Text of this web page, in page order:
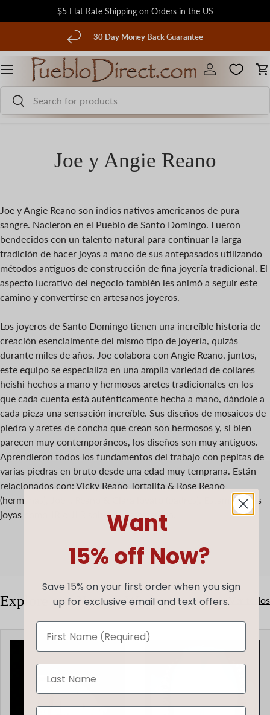
Ir al contenido
$5 Flat Rate Shipping on Orders in the US
30 Day Money Back Guarantee
Buscar
Buscar
Iniciar sesión
Joe y Angie Reano
Joe y Angie Reano son indios nativos americanos de pura
sangre. Nacieron en el Pueblo de Santo Domingo. Fueron
bendecidos con un talento natural para continuar la larga
tradición de hacer joyas a mano de sus antepasados ​​utilizando
métodos antiguos de construcción de fina joyería tradicional. El
aspecto lucrativo del negocio también les animó a seguir este
camino y convertirse en artesanos joyeros.
Los joyeros de Santo Domingo tienen una increíble historia de
creación esencialmente del mismo tipo de joyería, quizás
durante miles de años. Joe colabora con Angie Reano, juntos,
este equipo se especializa en una amplia variedad de collares
heishi hechos a mano y hermosos aretes tradicionales en los
que cada cuenta está auténticamente hecha a mano, dándole a
cada pieza una sensación increíble. Sus diseños de mosaicos de
piedra y aretes de concha que crean son hermosos y, si bien
parecen muy contemporáneos, los diseños son muy antiguos.
Aprendieron todos los fundamentos del trabajo con pepitas de
varias piedras en bruto desde una edad muy temprana. Están
relacionados con: Vicky Reano Tortalita & Rose Reano
(hermanas), Joe I. Reano & Clara lovato (padres). Estampan sus
joyas como JR o JLR sobre plata esterlina.
Explore our Newest Works Ver todos
Want
15% off Now?
Save 15% on your first order when you sign
up for exclusive email and text offers.